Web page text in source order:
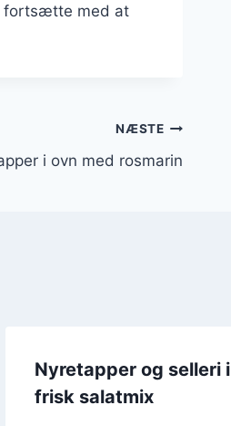
fortsætte med at
NÆSTE
i ovn med rosmarin
Nyretapper og selleri i
frisk salatmix